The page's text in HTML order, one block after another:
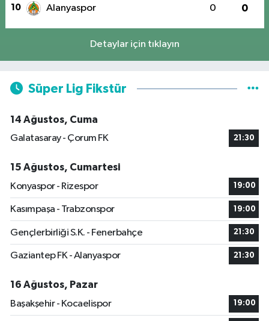
10 Alanyaspor 0 0
Detaylar için tıklayın
Süper Lig Fikstür
14 Ağustos, Cuma
Galatasaray - Çorum FK
21:30
15 Ağustos, Cumartesi
Konyaspor - Rizespor
19:00
Kasımpaşa - Trabzonspor 19:00
Gençlerbirliği S.K. - Fenerbahçe 21:30
Gaziantep FK - Alanyaspor 21:30
16 Ağustos, Pazar
Başakşehir - Kocaelispor
19:00